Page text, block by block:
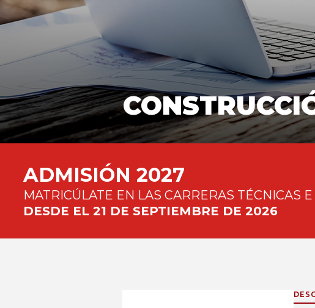
ADMISIÓN 2027
MATRICÚLATE EN LAS CARRERAS TÉCNICAS
DESDE EL 21 DE SEPTIEMBRE DE 2026